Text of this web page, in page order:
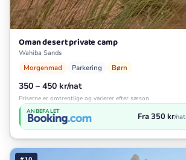
Oman desert private camp
Wahiba Sands
Morgenmad Parkering Børn
350 – 450 kr/nat
Priserne er omtrentlige og varierer efter sæson
ANBEFALET Fra 350 kr/nat